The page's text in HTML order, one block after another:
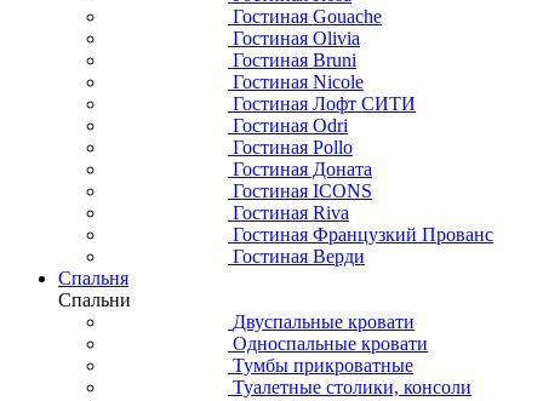
Гостиная Gouache
Гостиная Olivia
Гостиная Bruni
Гостиная Nicole
Гостиная Лофт СИТИ
Гостиная Odri
Гостиная Pollo
Гостиная Доната
Гостиная ICONS
Гостиная Riva
Гостиная Французкий Прованс
Гостиная Верди
Спальня
Спальни
Двуспальные кровати
Односпальные кровати
Тумбы прикроватные
Туалетные столики, консоли